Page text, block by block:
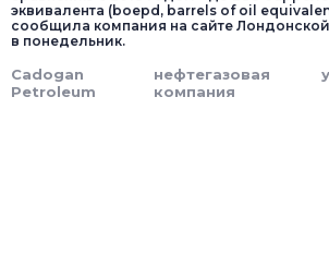
эквивалента (boepd, barrels of oil
сообщила компания на сайте
в понедельник.
Cadogan
Petroleum
нефтегазовая
компания